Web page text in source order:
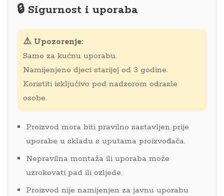
🔒 Sigurnost i uporaba
⚠️ Upozorenje:
Samo za kućnu uporabu.
Namijenjeno djeci starijoj od 3 godine.
Koristiti isključivo pod nadzorom odrasle
osobe.
Proizvod mora biti pravilno sastavljen prije
uporabe u skladu s uputama proizvođača.
Nepravilna montaža ili uporaba može
uzrokovati pad ili ozljede.
Proizvod nije namijenjen za javnu uporabu